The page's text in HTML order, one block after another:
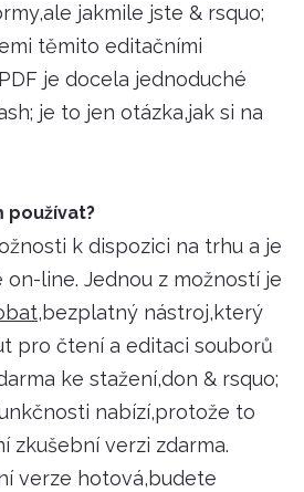
jakmile jste & rsquo;
těmito editačními
je docela jednoduché
je to jen otázka,jak si na
používat?
k dispozici na trhu a je
line. Jednou z možností je
,bezplatný nástroj,který
pro čtení a editaci souborů
ke stažení,don & rsquo;
nabízí,protože to
zkušební verzi zdarma.
verze hotová,budete